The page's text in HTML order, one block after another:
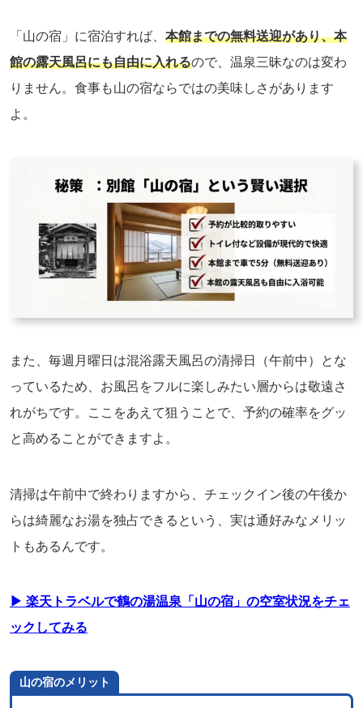
「山の宿」に宿泊すれば、 本館までの無料送迎があり、本
館の露天風呂にも自由に入れるので、温泉三昧なのは変わ
りません。食事も山の宿ならではの美味しさがあります
よ。
また、毎週月曜日は混浴露天風呂の清掃日（午前中）とな
っているため、お風呂をフルに楽しみたい層からは敬遠さ
れがちです。ここをあえて狙うことで、予約の確率をグッ
と高めることができますよ。
清掃は午前中で終わりますから、チェックイン後の午後か
らは綺麗なお湯を独占できるという、実は通好みなメリッ
トもあるんです。
▶ 楽天トラベルで鶴の湯温泉「山の宿」の空室状況をチェ
ックしてみる
山の宿のメリット